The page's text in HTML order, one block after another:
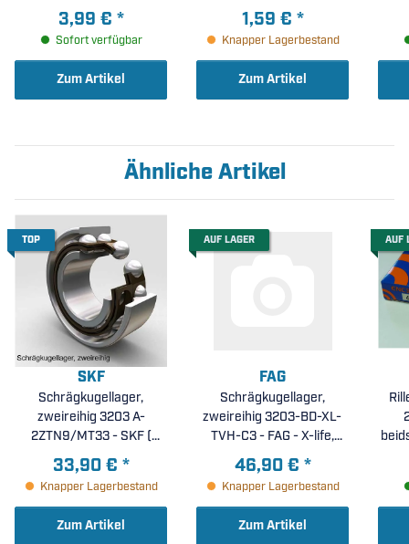
1001)
3,99 € *
Sofort verfügbar
Zum Artikel
15x42x13mm )
1,59 € *
Knapper Lagerbestand
Zum Artikel
Ähnliche Artikel
TOP
SKF
Schrägkugellager,
zweireihig 3203 A-
2ZTN9/MT33 - SKF (
17x40x17,5mm )
33,90 € *
Knapper Lagerbestand
Zum Artikel
AUF LAGER
FAG
Schrägkugellager,
zweireihig 3203-BD-XL-
TVH-C3 - FAG - X-life,
Polyamidkäfig, erhöhte
radiale Lagerluft C3 (
17x40x17,5mm )
46,90 € *
Knapper Lagerbestand
Zum Artikel
AUF